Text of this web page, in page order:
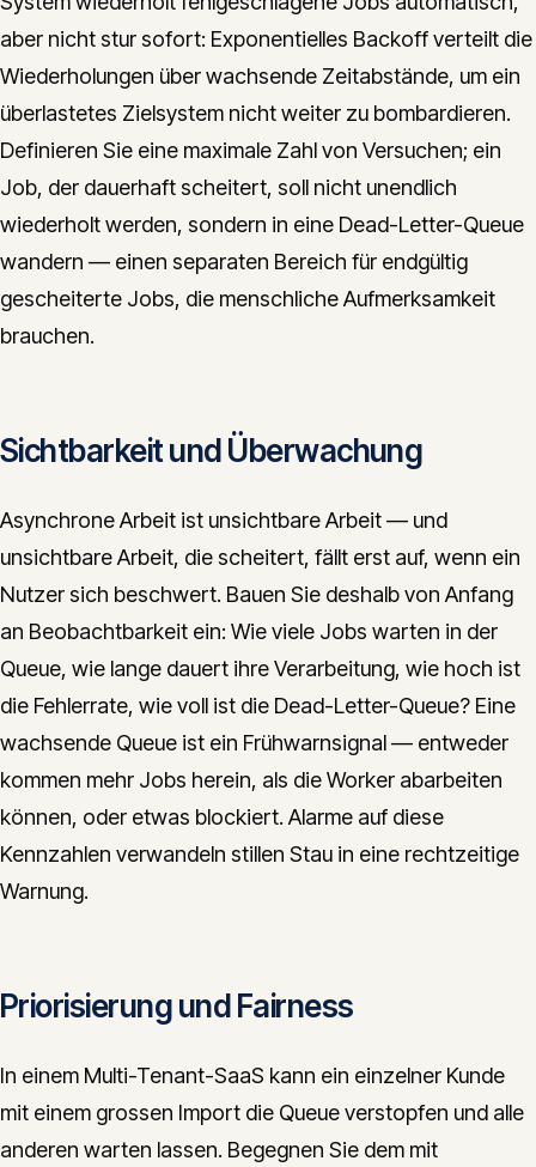
aber nicht stur sofort: Exponentielles Backoff verteilt die
Wiederholungen über wachsende Zeitabstände, um ein
überlastetes Zielsystem nicht weiter zu bombardieren.
Definieren Sie eine maximale Zahl von Versuchen; ein
Job, der dauerhaft scheitert, soll nicht unendlich
wiederholt werden, sondern in eine Dead-Letter-Queue
wandern — einen separaten Bereich für endgültig
gescheiterte Jobs, die menschliche Aufmerksamkeit
brauchen.
Sichtbarkeit und Überwachung
Asynchrone Arbeit ist unsichtbare Arbeit — und
unsichtbare Arbeit, die scheitert, fällt erst auf, wenn ein
Nutzer sich beschwert. Bauen Sie deshalb von Anfang
an Beobachtbarkeit ein: Wie viele Jobs warten in der
Queue, wie lange dauert ihre Verarbeitung, wie hoch ist
die Fehlerrate, wie voll ist die Dead-Letter-Queue? Eine
wachsende Queue ist ein Frühwarnsignal — entweder
kommen mehr Jobs herein, als die Worker abarbeiten
können, oder etwas blockiert. Alarme auf diese
Kennzahlen verwandeln stillen Stau in eine rechtzeitige
Warnung.
Priorisierung und Fairness
In einem Multi-Tenant-SaaS kann ein einzelner Kunde
mit einem grossen Import die Queue verstopfen und alle
anderen warten lassen. Begegnen Sie dem mit